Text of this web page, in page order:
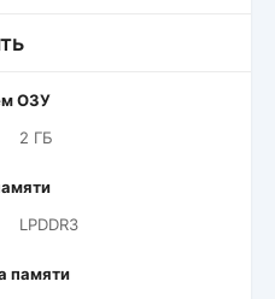
ОЗУ
2 ГБ
LPDDR3
памяти